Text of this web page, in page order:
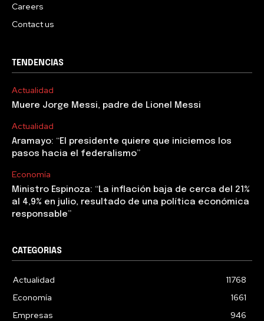
Careers
Contact us
TENDENCIAS
Actualidad
Muere Jorge Messi, padre de Lionel Messi
Actualidad
Aramayo: “El presidente quiere que iniciemos los
pasos hacia el federalismo”
Economía
Ministro Espinoza: “La inflación baja de cerca del 21%
al 4,9% en julio, resultado de una política económica
responsable”
CATEGORIAS
Actualidad
11768
Economía
1661
Empresas
946